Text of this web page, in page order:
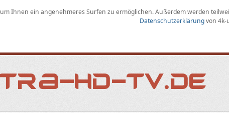
umIhnen ein angenehmeres Surfen zu ermöglichen.Außerdem werden
Datenschutzerklärungvon 4k-